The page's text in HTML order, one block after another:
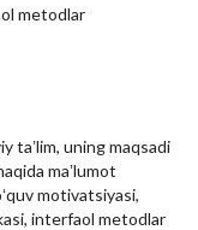
metodlar
taʼlim, uning maqsadi
maʼlumot
motivatsiyasi,
interfaol metodlar